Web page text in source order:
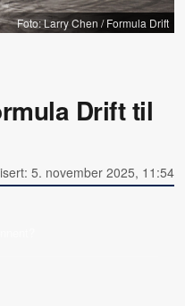
Foto: Larry Chen / Formula Drift
Drift til
5. november 2025, 11:54